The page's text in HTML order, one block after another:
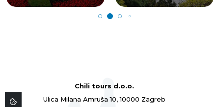
Chili tours d.o.o.
Ulica Milana Amruša 10, 10000 Zagreb